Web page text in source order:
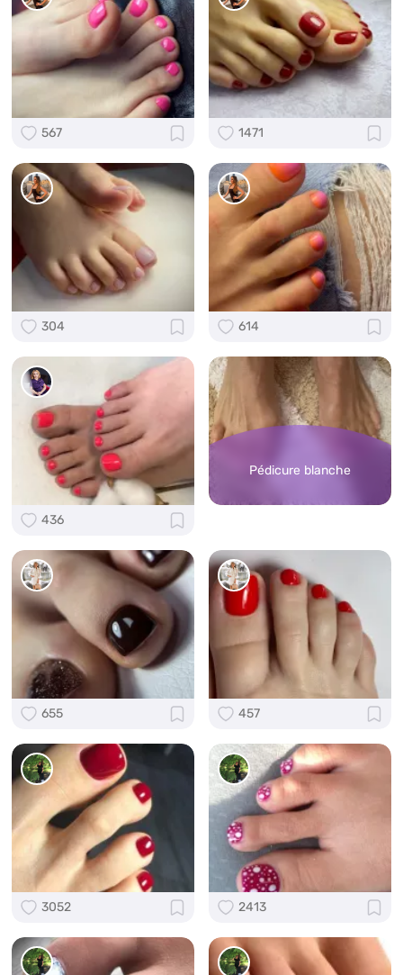
567 1471
304 614
436
Pédicure blanche
655 457
3052 2413